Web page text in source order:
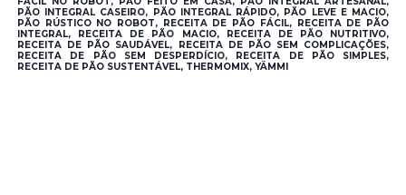
PÃO INTEGRAL CASEIRO, PÃO INTEGRAL RÁPIDO, PÃO LEVE E MACIO,
PÃO RÚSTICO NO ROBOT, RECEITA DE PÃO FÁCIL, RECEITA DE PÃO
INTEGRAL, RECEITA DE PÃO MACIO, RECEITA DE PÃO NUTRITIVO,
RECEITA DE PÃO SAUDÁVEL, RECEITA DE PÃO SEM COMPLICAÇÕES,
RECEITA DE PÃO SEM DESPERDÍCIO, RECEITA DE PÃO SIMPLES,
RECEITA DE PÃO SUSTENTÁVEL, THERMOMIX, YÄMMI